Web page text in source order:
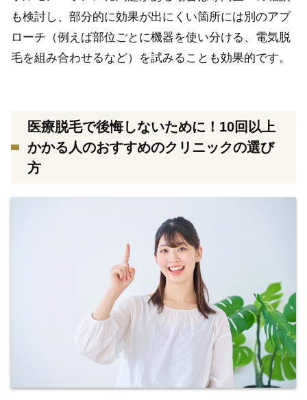
も検討し、部分的に効果が出にくい箇所には別のアプ
ローチ（例えば部位ごとに機器を使い分ける、電気脱
毛を組み合わせるなど）を試みることも効果的です。
医療脱毛で後悔しないために！10回以上
かかる人のおすすめのクリニックの選び
方